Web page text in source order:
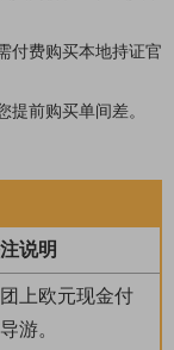
付费购买本地持证官
前购买单间差。
说明
上欧元现金付
游。